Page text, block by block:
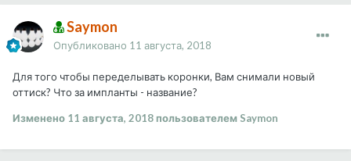
Saymon
Опубликовано 11 августа, 2018
Для того чтобы переделывать коронки, Вам снимали новый
оттиск? Что за импланты - название?
Изменено 11 августа, 2018пользователем Saymon